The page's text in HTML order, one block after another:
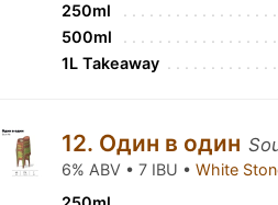
250ml
500ml
1L Takeaway
12. Один в один
6% ABV • 7 IBU •White